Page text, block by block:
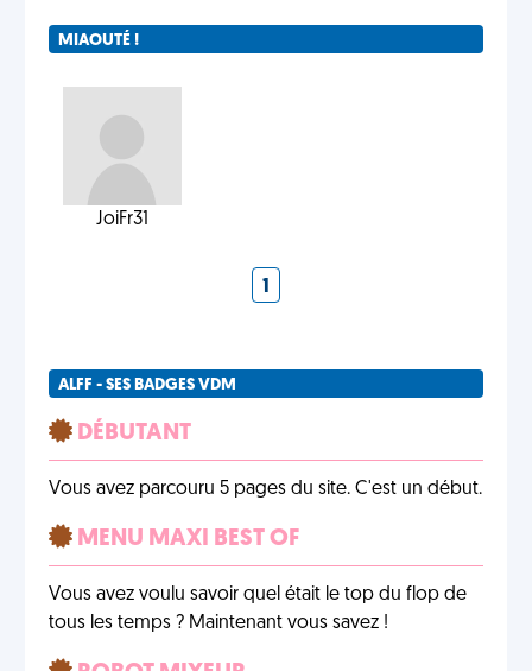
MIAOUTÉ !
JoiFr31
1
ALFF - SES BADGES VDM
DÉBUTANT
Vous avez parcouru 5 pages du site. C'est un début.
MENU MAXI BEST OF
Vous avez voulu savoir quel était le top du flop de
tous les temps ? Maintenant vous savez !